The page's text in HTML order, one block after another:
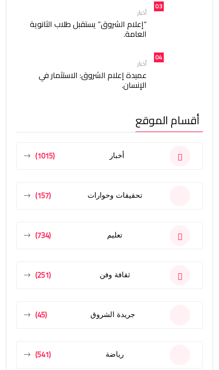
03
أخبار
“إعلام الشروق” يستقبل طلاب الثانوية
العامة.
04
أخبار
عميدة إعلام الشروق: الاستثمار في
الإنسان.
أقسام الموقع
أخبار (1015)
تحقيقات وحوارات (157)
تعليم (734)
ثقافة وفن (251)
جريدة الشروق (45)
رياضة (541)